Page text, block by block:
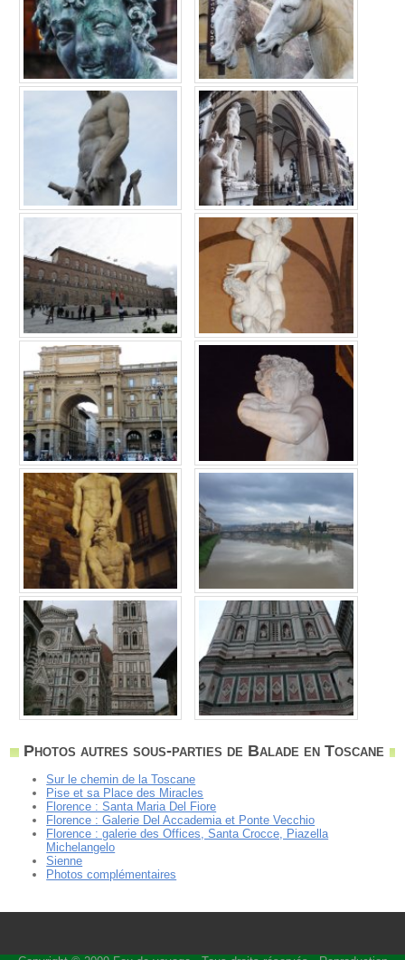
Photos autres sous-parties de Balade en Toscane
Sur le chemin de la Toscane
Pise et sa Place des Miracles
Florence : Santa Maria Del Fiore
Florence : Galerie Del Accademia et Ponte Vecchio
Florence : galerie des Offices, Santa Crocce, Piazella
Michelangelo
Sienne
Photos complémentaires